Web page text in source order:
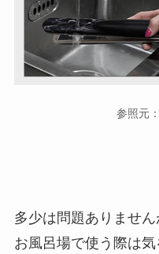
参照元：
多少は問題ありません
お風呂場で使う際は気